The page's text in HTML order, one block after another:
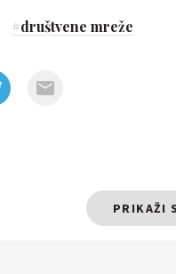
#društvene mreže
PRIKAŽI